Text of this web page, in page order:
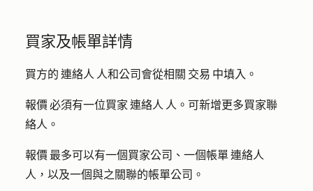
買家及帳單詳情
買方的 連絡人 人和公司會從相關 交易 中填入。
報價 必須有一位買家 連絡人 人。可新增更多買家聯
絡人。
報價 最多可以有一個買家公司、一個帳單 連絡人
人，以及一個與之關聯的帳單公司。